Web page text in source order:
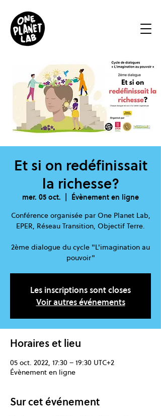
Et si on redéfinissait
la richesse?
mer. 05 oct.
Évènement en ligne
Conférence organisée par One Planet Lab,
EPER, Réseau Transition, Objectif Terre.
2ème dialogue du cycle "L'imagination au
pouvoir"
Les inscriptions sont closes
Voir autres événements
Horaires et lieu
05 oct. 2022, 17:30 – 19:30 UTC+2
Évènement en ligne
Sur cet événement